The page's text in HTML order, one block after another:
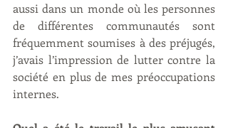
aussi dans un monde où les personnes
de différentes communautés sont
fréquemment soumises à des préjugés,
j’avais l’impression de lutter contre la
société en plus de mes préoccupations
internes.